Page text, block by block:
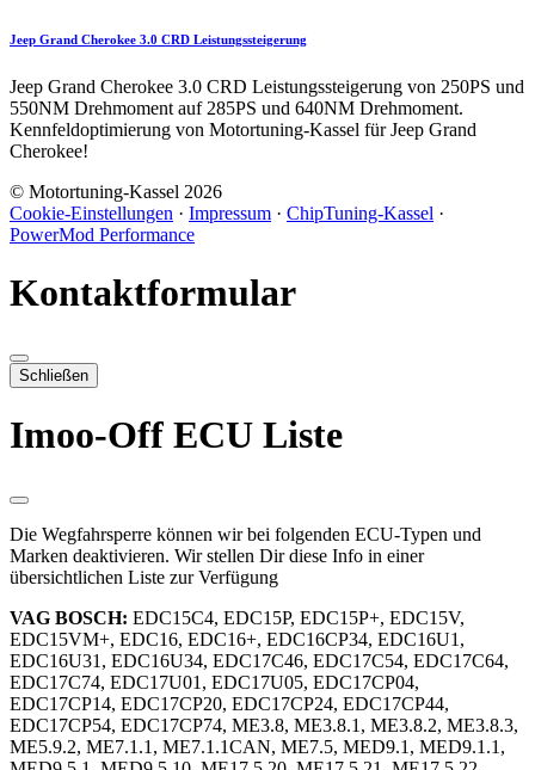
Jeep Grand Cherokee 3.0 CRD Leistungssteigerung
Jeep Grand Cherokee 3.0 CRD Leistungssteigerung von 250PS und
550NM Drehmoment auf 285PS und 640NM Drehmoment.
Kennfeldoptimierung von Motortuning-Kassel für Jeep Grand
Cherokee!
© Motortuning-Kassel 2026
Cookie-Einstellungen · Impressum · ChipTuning-Kassel ·
PowerMod Performance
Kontaktformular
Schließen
Imoo-Off ECU Liste
Die Wegfahrsperre können wir bei folgenden ECU-Typen und
Marken deaktivieren. Wir stellen Dir diese Info in einer
übersichtlichen Liste zur Verfügung
VAG BOSCH: EDC15C4, EDC15P, EDC15P+, EDC15V,
EDC15VM+, EDC16, EDC16+, EDC16CP34, EDC16U1,
EDC16U31, EDC16U34, EDC17C46, EDC17C54, EDC17C64,
EDC17C74, EDC17U01, EDC17U05, EDC17CP04,
EDC17CP14, EDC17CP20, EDC17CP24, EDC17CP44,
EDC17CP54, EDC17CP74, ME3.8, ME3.8.1, ME3.8.2, ME3.8.3,
ME5.9.2, ME7.1.1, ME7.1.1CAN, ME7.5, MED9.1, MED9.1.1,